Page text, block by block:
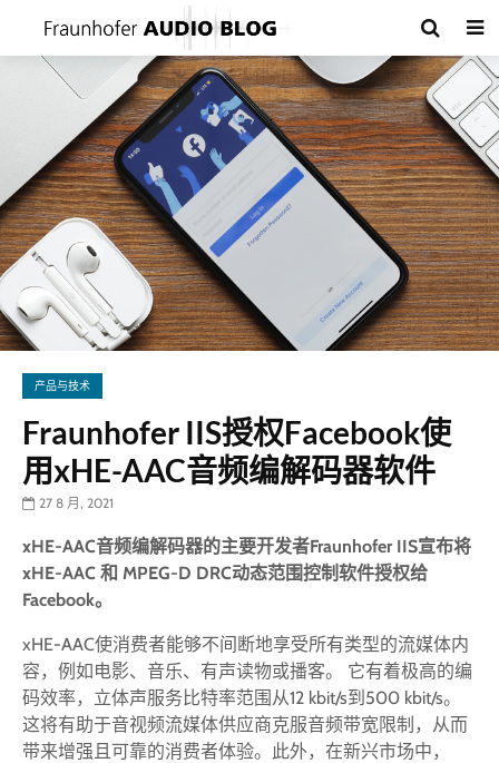
产品与技术
Fraunhofer IIS授权Facebook使
用xHE-AAC音频编解码器软件
27 8 月, 2021
xHE-AAC音频编解码器的主要开发者Fraunhofer IIS宣布将
xHE-AAC 和 MPEG-D DRC动态范围控制软件授权给
Facebook。
xHE-AAC使消费者能够不间断地享受所有类型的流媒体内
容，例如电影、音乐、有声读物或播客。 它有着极高的编
码效率，立体声服务比特率范围从12 kbit/s到500 kbit/s。
这将有助于音视频流媒体供应商克服音频带宽限制，从而
带来增强且可靠的消费者体验。此外，在新兴市场中，